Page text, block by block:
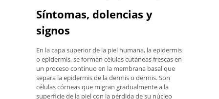
Síntomas, dolencias y
signos
En la capa superior de la piel humana, la epidermis
o epidermis, se forman células cutáneas frescas en
un proceso continuo en la membrana basal que
separa la epidermis de la dermis o dermis. Son
células córneas que migran gradualmente a la
superficie de la piel con la pérdida de su núcleo